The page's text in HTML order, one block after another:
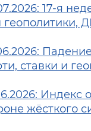
17-я
ставки и
Индекс
жёсткого